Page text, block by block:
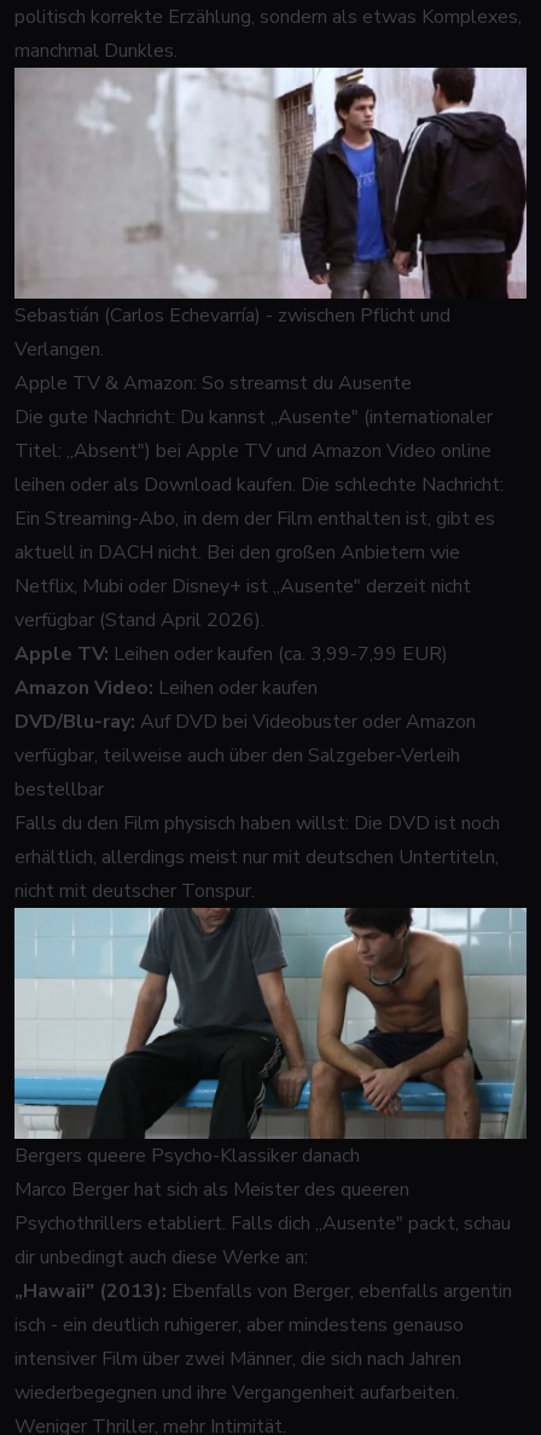
politisch korrekte Erzählung, sondern als etwas Komplexes,
manchmal Dunkles.
Sebastián (Carlos Echevarría) - zwischen Pflicht und
Verlangen.
Apple TV & Amazon: So streamst du Ausente
Die gute Nachricht: Du kannst „Ausente" (internationaler
Titel: „Absent") bei Apple TV und Amazon Video online
leihen oder als Download kaufen. Die schlechte Nachricht:
Ein Streaming-Abo, in dem der Film enthalten ist, gibt es
aktuell in DACH nicht. Bei den großen Anbietern wie
Netflix, Mubi oder Disney+ ist „Ausente" derzeit nicht
verfügbar (Stand April 2026).
Apple TV: Leihen oder kaufen (ca. 3,99-7,99 EUR)
Amazon Video: Leihen oder kaufen
DVD/Blu-ray: Auf DVD bei Videobuster oder Amazon
verfügbar, teilweise auch über den Salzgeber-Verleih
bestellbar
Falls du den Film physisch haben willst: Die DVD ist noch
erhältlich, allerdings meist nur mit deutschen Untertiteln,
nicht mit deutscher Tonspur.
Bergers queere Psycho-Klassiker danach
Marco Berger hat sich als Meister des queeren
Psychothrillers etabliert. Falls dich „Ausente" packt, schau
dir unbedingt auch diese Werke an:
„Hawaii" (2013): Ebenfalls von Berger, ebenfalls argentin
isch - ein deutlich ruhigerer, aber mindestens genauso
intensiver Film über zwei Männer, die sich nach Jahren
wiederbegegnen und ihre Vergangenheit aufarbeiten.
Weniger Thriller, mehr Intimität.